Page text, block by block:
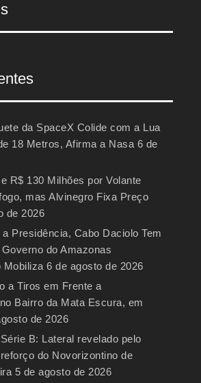
da SpaceX Colide com a Lua
18 Metros, Afirma a Nasa 6 de
R$ 130 Milhões por Volante
mas Alvinegro Fixa Preço
de 2026
Presidência, Cabo Daciolo Tem
do Amazonas
Mobiliza 6 de agosto de 2026
a Tiros em Frente a
Bairro da Mata Escura, em
de 2026
B: Lateral revelado pelo
do Novorizontino de
5 de agosto de 2026